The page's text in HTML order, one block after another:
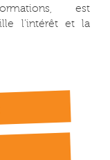
est
l’intérêt et la